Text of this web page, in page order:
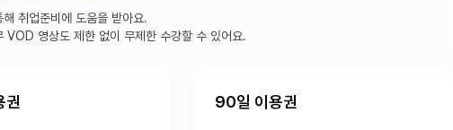
취업준비에 도움을 받아요.
VOD 영상도 제한 없이 무제한 수강할 수 있어요.
권 90일 이용권